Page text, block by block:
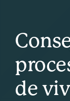
de